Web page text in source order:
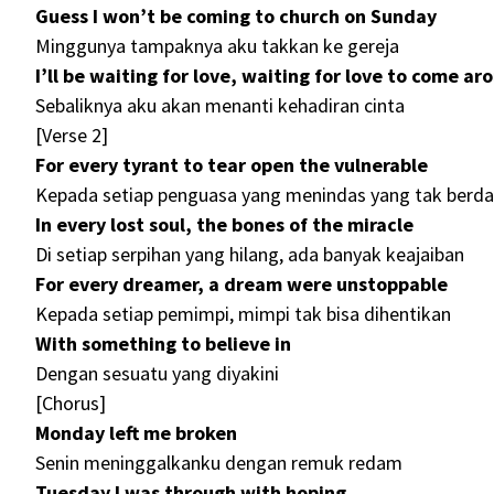
Guess I won’t be coming to church on Sunday
Minggunya tampaknya aku takkan ke gereja
I’ll be waiting for love, waiting for love to come
Sebaliknya aku akan menanti kehadiran cinta
[Verse 2]
For every tyrant to tear open the vulnerable
Kepada setiap penguasa yang menindas yang tak
In every lost soul, the bones of the miracle
Di setiap serpihan yang hilang, ada banyak keajaiban
For every dreamer, a dream were unstoppable
Kepada setiap pemimpi, mimpi tak bisa dihentikan
With something to believe in
Dengan sesuatu yang diyakini
[Chorus]
Monday left me broken
Senin meninggalkanku dengan remuk redam